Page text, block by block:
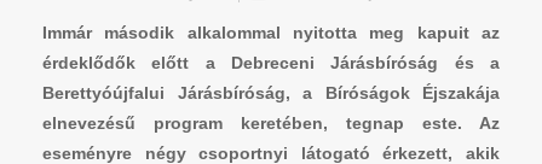
Immár második alkalommal nyitotta meg kapuit az
érdeklődők előtt a Debreceni Járásbíróság és a
Berettyóújfalui Járásbíróság, a Bíróságok Éjszakája
elnevezésű program keretében, tegnap este. Az
eseményre négy csoportnyi látogató érkezett, akik